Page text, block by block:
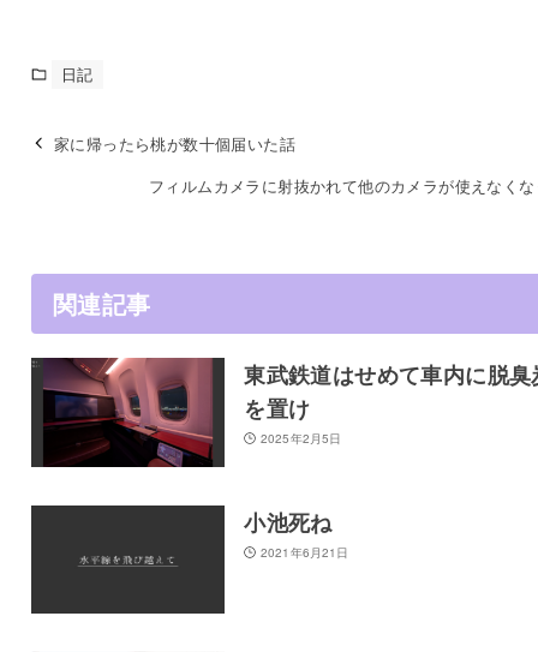
日記
家に帰ったら桃が数十個届いた話
フィルムカメラに射抜かれて他のカメラが使えなく
関連記事
東武鉄道はせめて車内に脱臭
を置け
2025年2月5日
小池死ね
2021年6月21日